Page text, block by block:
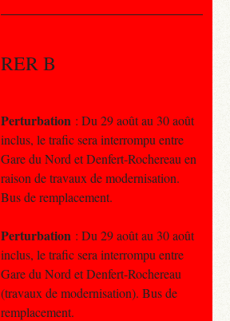
RER B
Perturbation : Du 29 août au 30 août
inclus, le trafic sera interrompu entre
Gare du Nord et Denfert-Rochereau en
raison de travaux de modernisation.
Bus de remplacement.
Perturbation : Du 29 août au 30 août
inclus, le trafic sera interrompu entre
Gare du Nord et Denfert-Rochereau
(travaux de modernisation). Bus de
remplacement.